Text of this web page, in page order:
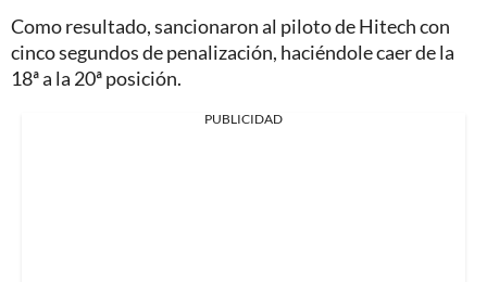
Como resultado, sancionaron al piloto de Hitech con
cinco segundos de penalización, haciéndole caer de la
18ª a la 20ª posición.
PUBLICIDAD